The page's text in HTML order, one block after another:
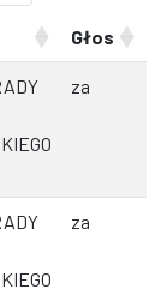
Głos
za
za